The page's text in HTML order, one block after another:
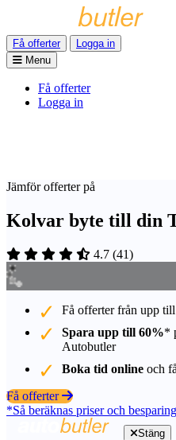
Få offerter
Logga in
Menu
Få offerter
Logga in
Jämför offerter på
Kolvar byte till din
4.7 (41)
Få offerter från upp till
Spara upp till 60%*
Autobutler
Boka tid online och
Få offerter
*Så beräknas priser och
Stäng